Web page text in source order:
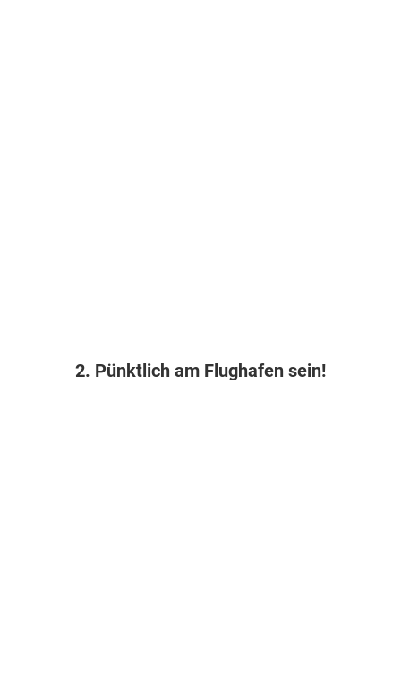
2. Pünktlich am Flughafen sein!